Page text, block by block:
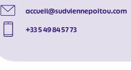
accueil@sudviennepoitou.com
+33 5 49 84 57 73